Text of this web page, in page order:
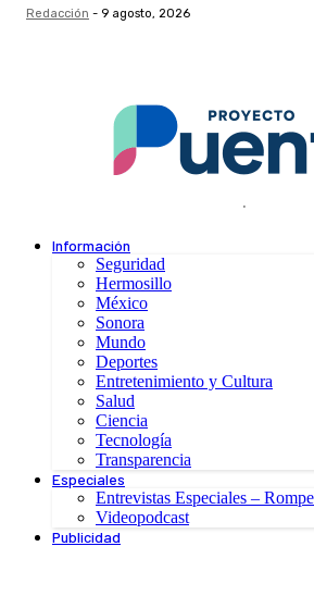
Redacción - 9 agosto, 2026
.
Información
Seguridad
Hermosillo
México
Sonora
Mundo
Deportes
Entretenimiento y Cultura
Salud
Ciencia
Tecnología
Transparencia
Especiales
Entrevistas Especiales –
Videopodcast
Publicidad